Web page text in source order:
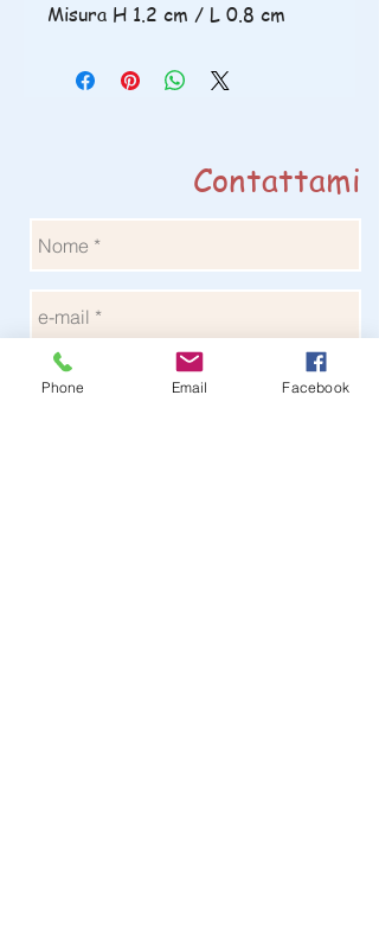
Misura H 1.2 cm / L 0.8 cm
Contattami
Phone Email Facebook